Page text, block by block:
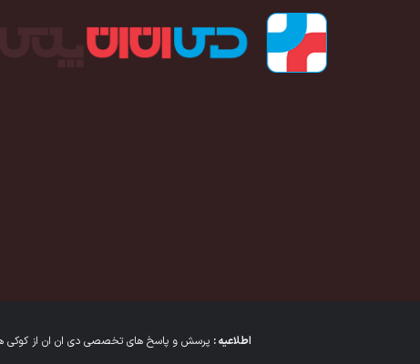
اطلاعیه : پرسش و پاسخ های تخصصی دی ان ان از کوکی ها